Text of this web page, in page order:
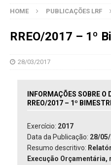
HOME PUBLICAÇÕES LRF
RREO/2017 – 1º
28/03/2017
INFORMAÇÕES SOBRE
RREO/2017 – 1º
Exercício: 2017
Data da Publicação: 28/
Resumo descritivo:
Execução